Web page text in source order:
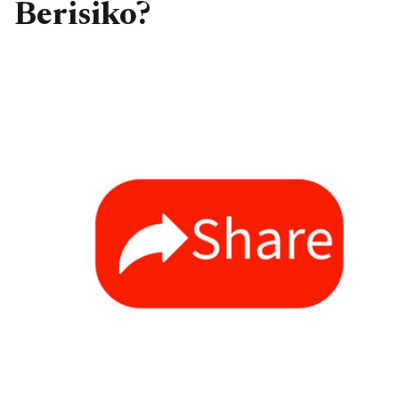
Berisiko?